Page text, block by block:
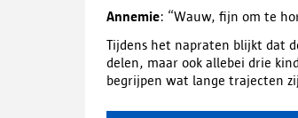
Annemie: “Wauw, fijn om te
Tijdens het napraten blijkt dat
delen, maar ook allebei drie
begrijpen wat lange trajecten